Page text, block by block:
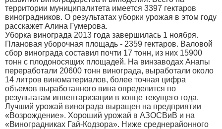
территории муниципалитета имеется 3397 гектаров
виноградников. О результатах уборки урожая в этом году
расскажет Алина Гумерова.
Уборка винограда 2013 года завершилась 1 ноября.
Плановая уборочная площадь - 2359 гектаров. Валовой
сбор винограда составил почти 17 тонн, из них 15900
тонн с плодоносящих площадей. На винзаводах Анапы
переработали 20600 тонн винограда, выработали около
14 литров виноматериалов, более точная цифра
объемов выработанного вина определится по
результатам инвентаризации в конце текущего года.
Лучший урожай винограда выращен на предприятии
«Возрождение». Хороший урожай в АЗОСВиВ и на
«Виноградниках Гай-Кодзора». Ниже среднерайонного